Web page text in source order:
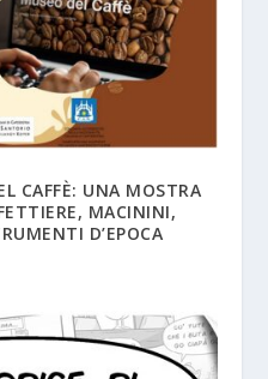
CAFFÈ: UNA MOSTRA
MACININI,
D’EPOCA